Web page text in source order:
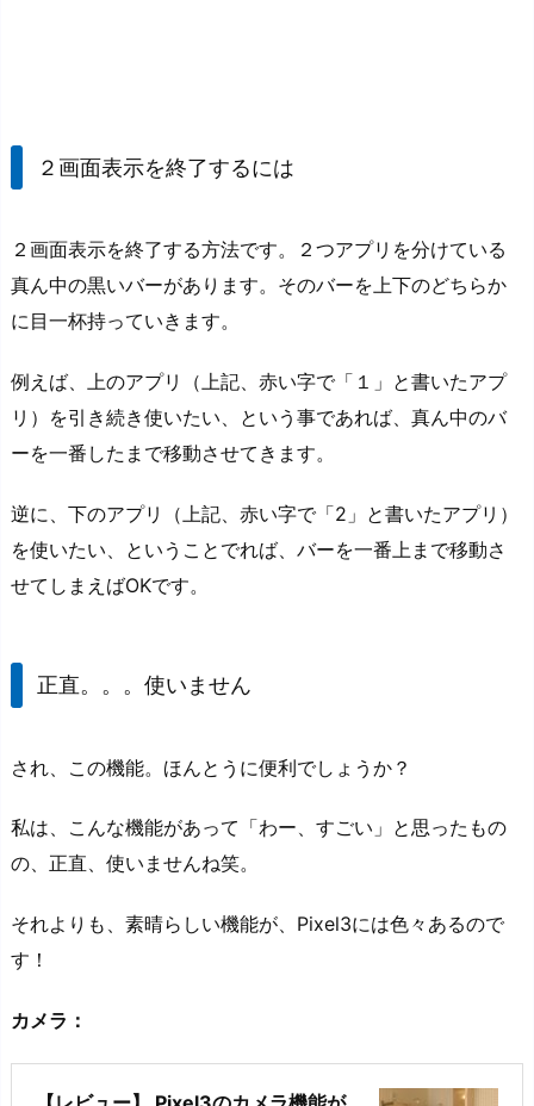
２画面表示を終了するには
２画面表示を終了する方法です。２つアプリを分けている
真ん中の黒いバーがあります。そのバーを上下のどちらか
に目一杯持っていきます。
例えば、上のアプリ（上記、赤い字で「１」と書いたアプ
リ）を引き続き使いたい、という事であれば、真ん中のバ
ーを一番したまで移動させてきます。
逆に、下のアプリ（上記、赤い字で「2」と書いたアプリ）
を使いたい、ということでれば、バーを一番上まで移動さ
せてしまえばOKです。
正直。。。使いません
され、この機能。ほんとうに便利でしょうか？
私は、こんな機能があって「わー、すごい」と思ったもの
の、正直、使いませんね笑。
それよりも、素晴らしい機能が、Pixel3には色々あるので
す！
カメラ：